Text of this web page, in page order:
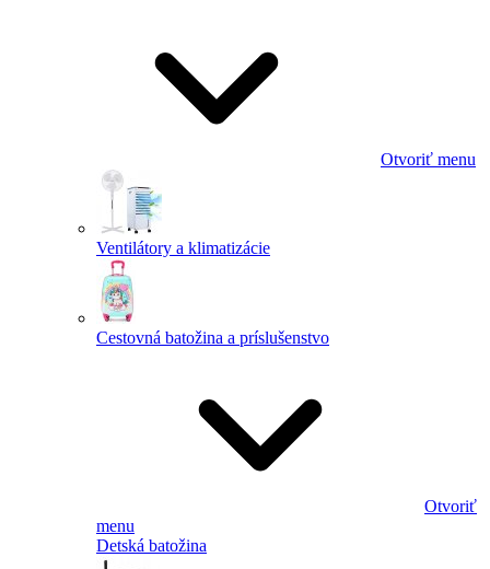
Otvoriť menu
Ventilátory a klimatizácie
Cestovná batožina a príslušenstvo
Otvoriť
menu
Detská batožina